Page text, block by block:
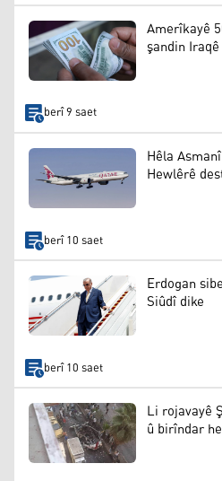
Amerîkayê
şandin Iraqê
berî 9 saet
Hêla
Hewlêrê
berî 10 saet
Erdogan
Siûdî dike
berî 10 saet
Li rojavayê
û birîndar